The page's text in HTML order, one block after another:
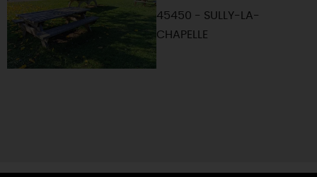
45450 - SULLY-LA-
CHAPELLE